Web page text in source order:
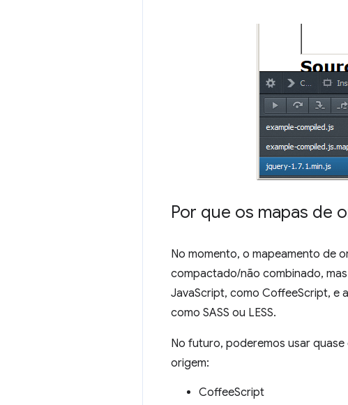
Por que os mapas de
No momento, o mapeamento de
compactado/não combinado,
JavaScript, como CoffeeScript, e
como SASS ou LESS.
No futuro, poderemos usar
origem:
CoffeeScript